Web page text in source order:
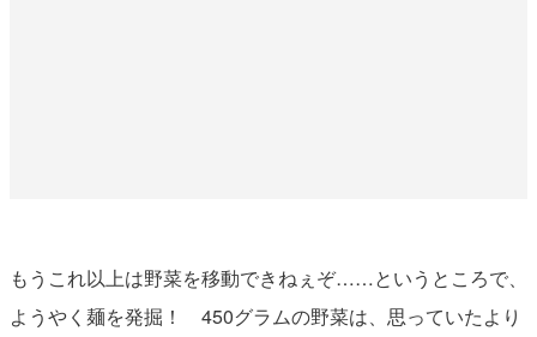
もうこれ以上は野菜を移動できねぇぞ……というところで、
ようやく麺を発掘！ 450グラムの野菜は、思っていたより